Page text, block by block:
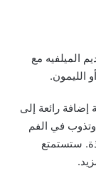
الميلفيه مع
الليمون.
إضافة رائعة إلى
وتذوب في الفم
ستستمتع